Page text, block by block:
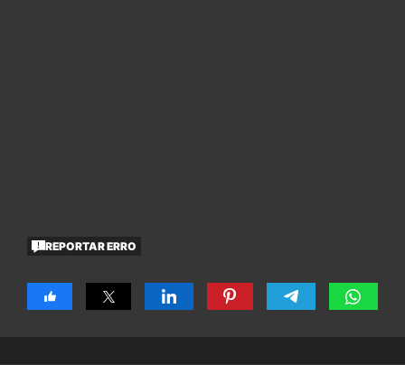
REPORTAR ERRO